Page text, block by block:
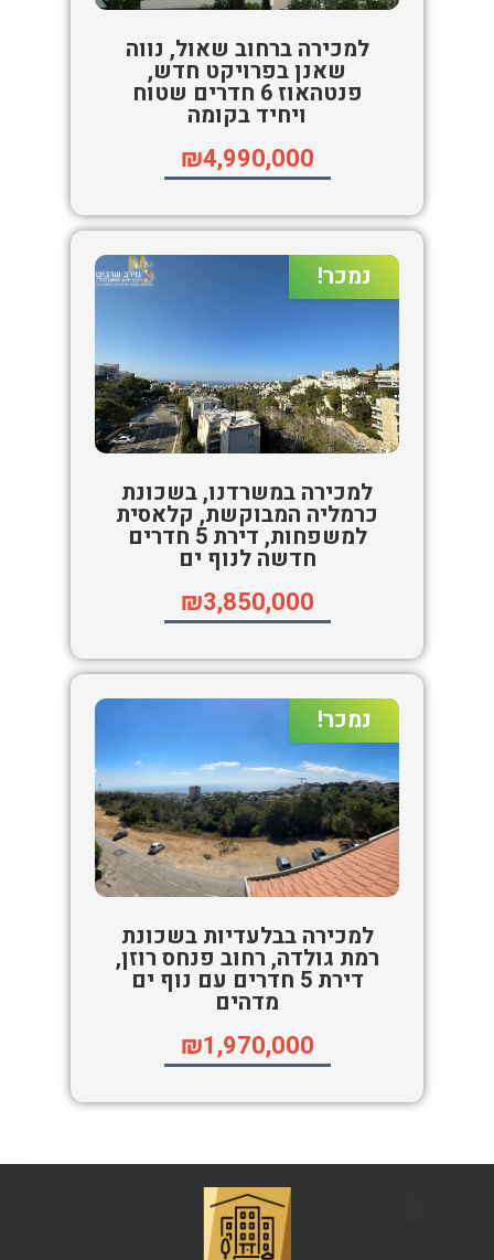
למכירה ברחוב שאול, נווה
שאנן בפרויקט חדש,
פנטהאוז 6 חדרים שטוח
ויחיד בקומה
₪4,990,000
נמכר!
למכירה במשרדנו, בשכונת
כרמליה המבוקשת, קלאסית
למשפחות, דירת 5 חדרים
חדשה לנוף ים
₪3,850,000
נמכר!
למכירה בבלעדיות בשכונת
רמת גולדה, רחוב פנחס רוזן,
דירת 5 חדרים עם נוף ים
מדהים
₪1,970,000